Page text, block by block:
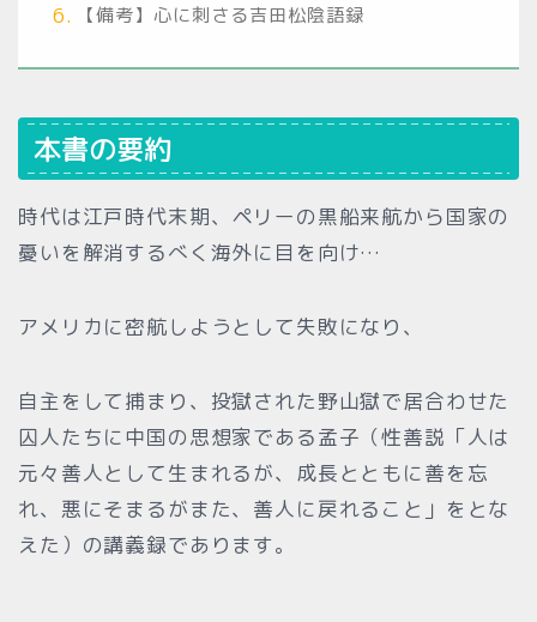
【備考】心に刺さる吉田松陰語録
本書の要約
時代は江戸時代末期、ペリーの黒船来航から国家の
憂いを解消するべく海外に目を向け…
アメリカに密航しようとして失敗になり、
自主をして捕まり、投獄された野山獄で居合わせた
囚人たちに中国の思想家である孟子（性善説「人は
元々善人として生まれるが、成長とともに善を忘
れ、悪にそまるがまた、善人に戻れること」をとな
えた）の講義録であります。